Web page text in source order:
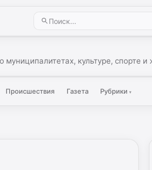
муниципалитетах, культуре, спорте
Происшествия Газета Рубрики▾